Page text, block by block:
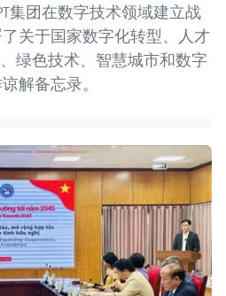
集团在数字技术领域建立战
关于国家数字化转型、人才
绿色技术、智慧城市和数字
解备忘录。